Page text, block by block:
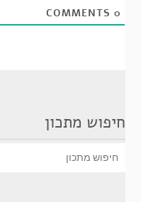
0
חיפוש מתכון